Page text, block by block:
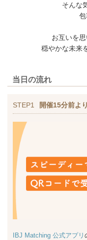
そんな
お互いを
穏やかな未来
当日の流れ
STEP1 開催15分前よ
IBJ Matching 公式アプリ